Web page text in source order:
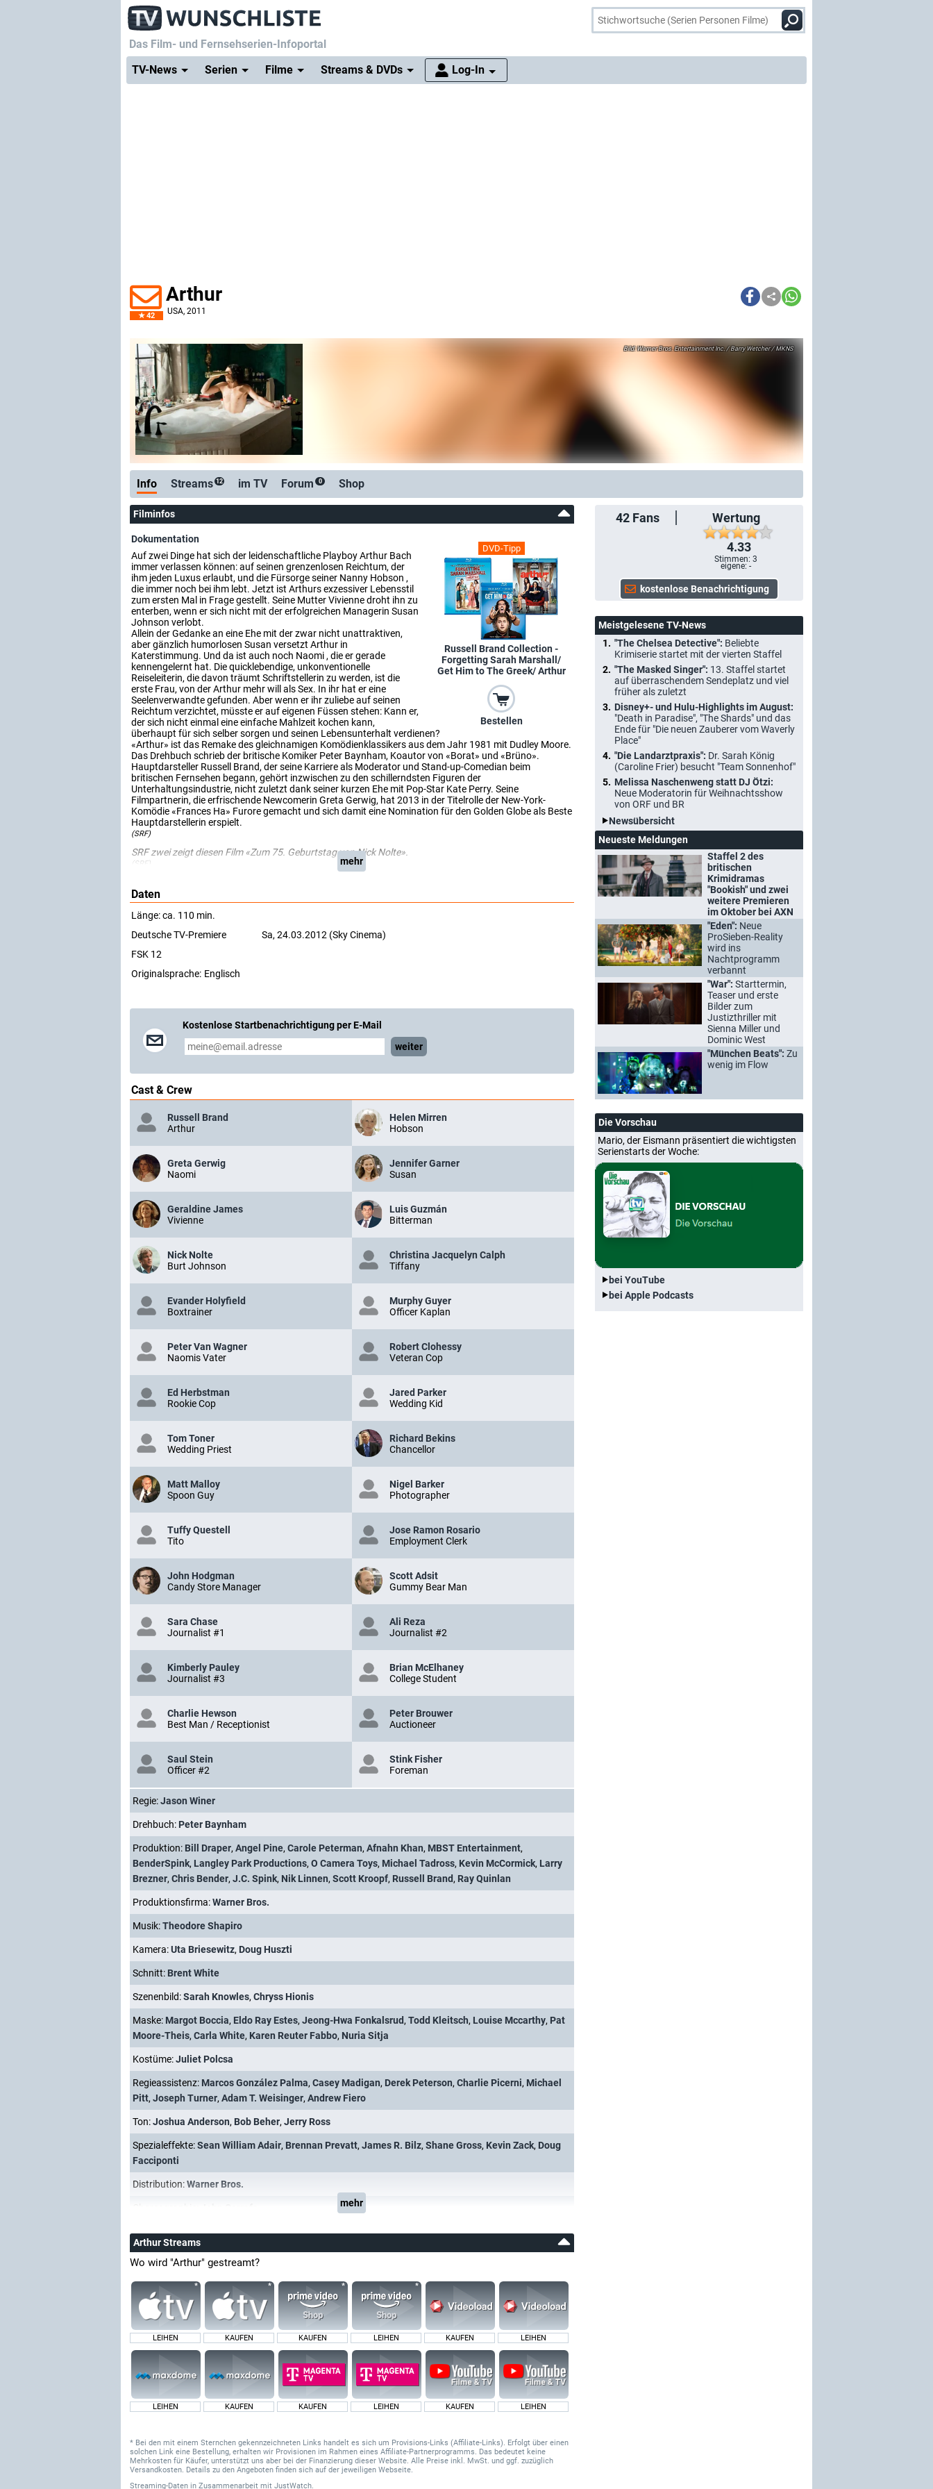
Das Film- und Fernsehserien-Infoportal
TV-News
Serien Filme Streams & DVDs Log-In
42
Arthur
USA, 2011
Warner Bros. Entertainment Inc. / Barry Wetcher / MKNS
Info Streams 12 im TV Forum 0 Shop
42 Fans
Wertung
4.33
Stimmen:3
eigene: -
Filminfos
DVD-Tipp
Russell Brand Collection -
Forgetting Sarah Marshall/
Get Him to The Greek/ Arthur
Bestellen
Dokumentation
Auf zwei Dinge hat sich der leidenschaftliche Playboy Arthur Bach
immer verlassen können: auf seinen grenzenlosen Reichtum, der
ihm jeden Luxus erlaubt, und die Fürsorge seiner Nanny Hobson ,
die immer noch bei ihm lebt. Jetzt ist Arthurs exzessiver Lebensstil
zum ersten Mal in Frage gestellt. Seine Mutter Vivienne droht ihn zu
enterben, wenn er sich nicht mit der erfolgreichen Managerin Susan
Johnson verlobt.
Allein der Gedanke an eine Ehe mit der zwar nicht unattraktiven,
aber gänzlich humorlosen Susan versetzt Arthur in
Katerstimmung. Und da ist auch noch Naomi , die er gerade
kennengelernt hat. Die quicklebendige, unkonventionelle
Reiseleiterin, die davon träumt Schriftstellerin zu werden, ist die
erste Frau, von der Arthur mehr will als Sex. In ihr hat er eine
Seelenverwandte gefunden. Aber wenn er ihr zuliebe auf seinen
Reichtum verzichtet, müsste er auf eigenen Füssen stehen: Kann er,
der sich nicht einmal eine einfache Mahlzeit kochen kann,
überhaupt für sich selber sorgen und seinen Lebensunterhalt verdienen?
«Arthur» ist das Remake des gleichnamigen Komödienklassikers aus dem Jahr 1981 mit Dudley Moore.
Das Drehbuch schrieb der britische Komiker Peter Baynham, Koautor von «Borat» und «Brüno».
Hauptdarsteller Russell Brand, der seine Karriere als Moderator und Stand-up-Comedian beim
britischen Fernsehen begann, gehört inzwischen zu den schillerndsten Figuren der
Unterhaltungsindustrie, nicht zuletzt dank seiner kurzen Ehe mit Pop-Star Kate Perry. Seine
Filmpartnerin, die erfrischende Newcomerin Greta Gerwig, hat 2013 in der Titelrolle der New-York-
Komödie «Frances Ha» Furore gemacht und sich damit eine Nomination für den Golden Globe als Beste
Hauptdarstellerin erspielt.
(SRF)
SRF zwei zeigt diesen Film «Zum 75. Geburtstag von Nick Nolte».
(SRF) mehr
Daten
Länge: ca. 110 min.
Deutsche TV-Premiere
Sa, 24.03.2012 (Sky Cinema)
FSK 12
Originalsprache: Englisch
Kostenlose Startbenachrichtigung per E-Mail
weiter
Cast & Crew
Russell Brand
Arthur
Helen Mirren
Hobson
Greta Gerwig
Naomi
Jennifer Garner
Susan
Geraldine James
Vivienne
Luis Guzmán
Bitterman
Nick Nolte
Burt Johnson
Christina Jacquelyn Calph
Tiffany
Evander Holyfield
Boxtrainer
Murphy Guyer
Officer Kaplan
Peter Van Wagner
Naomis Vater
Robert Clohessy
Veteran Cop
Ed Herbstman
Rookie Cop
Jared Parker
Wedding Kid
Tom Toner
Wedding Priest
Richard Bekins
Chancellor
Matt Malloy
Spoon Guy
Nigel Barker
Photographer
Tuffy Questell
Tito
Jose Ramon Rosario
Employment Clerk
John Hodgman
Candy Store Manager
Scott Adsit
Gummy Bear Man
Sara Chase
Journalist #1
Ali Reza
Journalist #2
Kimberly Pauley
Journalist #3
Brian McElhaney
College Student
Charlie Hewson
Best Man / Receptionist
Peter Brouwer
Auctioneer
Saul Stein
Officer #2
Stink Fisher
Foreman
Regie:Jason Winer
Drehbuch: Peter Baynham
Produktion: Bill Draper, Angel Pine, Carole Peterman, Afnahn Khan, MBST Entertainment,
BenderSpink, Langley Park Productions, O Camera Toys, Michael Tadross, Kevin McCormick, Larry
Brezner, Chris Bender, J.C. Spink, Nik Linnen, Scott Kroopf, Russell Brand , Ray Quinlan
Produktionsfirma:Warner Bros.
Musik:Theodore Shapiro
Kamera:Uta Briesewitz, Doug Huszti
Schnitt: Brent White
Szenenbild:Sarah Knowles, Chryss Hionis
Maske: Margot Boccia, Eldo Ray Estes, Jeong-Hwa Fonkalsrud , Todd Kleitsch, Louise Mccarthy, Pat
Moore-Theis, Carla White, Karen Reuter Fabbo, Nuria Sitja
Kostüme:Juliet Polcsa
Regieassistenz: Marcos González Palma, Casey Madigan, Derek Peterson, Charlie Picerni, Michael
Pitt, Joseph Turner, Adam T. Weisinger, Andrew Fiero
Ton:Joshua Anderson, Bob Beher, Jerry Ross
Spezialeffekte:Sean William Adair, Brennan Prevatt, James R. Bilz, Shane Gross, Kevin Zack, Doug
Facciponti
Distribution:Warner Bros.
mehr
Arthur Streams
Wo wird "Arthur" gestreamt?
LEIHEN KAUFEN KAUFEN LEIHEN KAUFEN LEIHEN
LEIHEN KAUFEN KAUFEN LEIHEN KAUFEN LEIHEN
* Bei den mit einem Sternchen gekennzeichneten Links handelt es sich um Provisions-Links (Affiliate-Links). Erfolgt über einen
solchen Link eine Bestellung, erhalten wir Provisionen im Rahmen eines Affiliate-Partnerprogramms. Das bedeutet keine
Mehrkosten für Käufer, unterstützt uns aber bei der Finanzierung dieser Website. Alle Preise inkl. MwSt. und ggf. zuzüglich
Versandkosten. Details zu den Angeboten finden sich auf der jeweiligen Webseite.
Streaming-Daten in Zusammenarbeit mit JustWatch.
Meistgelesene TV-News
"The Chelsea Detective": Beliebte
Krimiserie startet mit der vierten Staffel
"The Masked Singer": 13. Staffel startet
auf überraschendem Sendeplatz und viel
früher als zuletzt
Disney+- und Hulu-Highlights im August:
"Death in Paradise", "The Shards" und das
Ende für "Die neuen Zauberer vom Waverly
Place"
"Die Landarztpraxis": Dr. Sarah König
(Caroline Frier) besucht "Team Sonnenhof"
Melissa Naschenweng statt DJ Ötzi:
Neue Moderatorin für Weihnachtsshow
von ORF und BR
Newsübersicht
Neueste Meldungen
Staffel 2 des
britischen
Krimidramas
"Bookish" und zwei
weitere Premieren
im Oktober bei AXN
"Eden": Neue
ProSieben-Reality
wird ins
Nachtprogramm
verbannt
"War": Starttermin,
Teaser und erste
Bilder zum
Justizthriller mit
Sienna Miller und
Dominic West
"München Beats": Zu
wenig im Flow
Die Vorschau
Mario, der Eismann präsentiert die wichtigsten
Serienstarts der Woche:
bei YouTube
bei Apple Podcasts